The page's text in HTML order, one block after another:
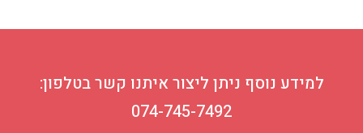
למידע נוסף ניתן ליצור איתנו קשר בטלפון:
074-745-7492